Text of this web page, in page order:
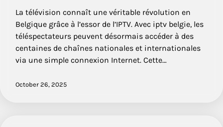
La télévision connaît une véritable révolution en
Belgique grâce à l’essor de l’IPTV. Avec iptv belgie, les
téléspectateurs peuvent désormais accéder à des
centaines de chaînes nationales et internationales
via une simple connexion Internet. Cette…
October 26, 2025